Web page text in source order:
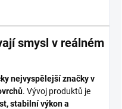
smysl v reálném
nejvyspělejší značky v
. Vývoj produktů je
stabilní výkon a